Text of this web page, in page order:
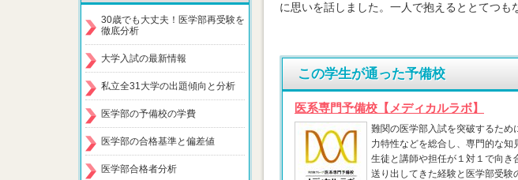
に思いを話しました。一人で抱えるととてつも
この学生が通った予備校
医系専門予備校【メディカルラボ】
難関の医学部入試を突破するた
力特性などを総合し、専門的な
生徒と講師や担任が１対１で向
送り出してきた経験と医学部受験
30歳でも大丈夫！医学部再受験を
徹底分析
大学入試の最新情報
私立全31大学の出題傾向と分析
医学部の予備校の学費
医学部の合格基準と偏差値
医学部合格者分析